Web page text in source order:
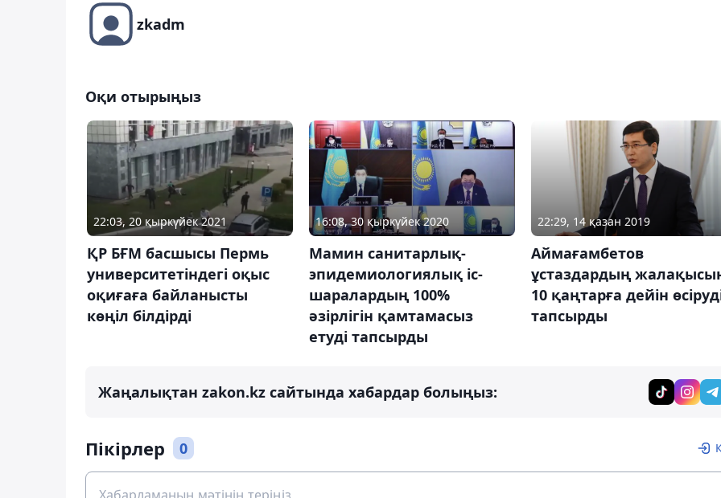
zkadm
Оқи отырыңыз
22:03, 20 қыркүйек 2021
ҚР БҒМ басшысы Пермь
университетіндегі оқыс
оқиғаға байланысты
көңіл білдірді
16:08, 30 қыркүйек 2020
Мамин санитарлық-
эпидемиологиялық іс-
шаралардың 100%
әзірлігін қамтамасыз
етуді тапсырды
22:29, 14 қазан 2019
Аймағамбетов
ұстаздардың
10 қаңтарға дейін
тапсырды
Жаңалықтан zakon.kz сайтында хабардар болыңыз:
Пікірлер 0